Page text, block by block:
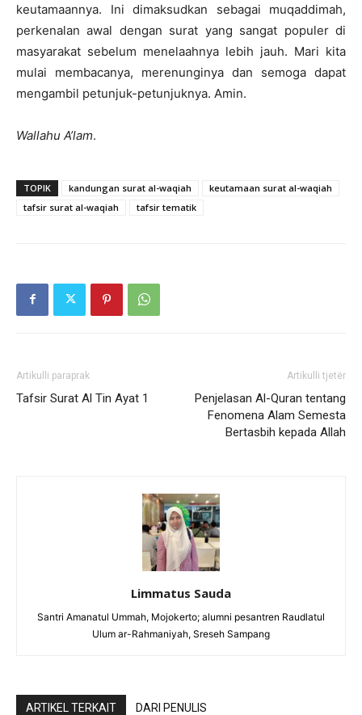
keutamaannya. Ini dimaksudkan sebagai muqaddimah,
perkenalan awal dengan surat yang sangat populer di
masyarakat sebelum menelaahnya lebih jauh. Mari kita
mulai membacanya, merenunginya dan semoga dapat
mengambil petunjuk-petunjuknya. Amin.
Wallahu A’lam.
TOPIK kandungan surat al-waqiah
keutamaan surat al-waqiah
tafsir surat al-waqiah
tafsir tematik
Artikulli paraprak
Tafsir Surat Al Tin Ayat 1
Artikulli tjetër
Penjelasan Al-Quran tentang
Fenomena Alam Semesta
Bertasbih kepada Allah
Limmatus Sauda
Santri Amanatul Ummah, Mojokerto; alumni pesantren Raudlatul
Ulum ar-Rahmaniyah, Sreseh Sampang
ARTIKEL TERKAIT DARI PENULIS